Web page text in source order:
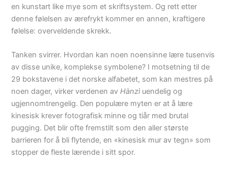
en kunstart like mye som et skriftsystem. Og rett etter
denne følelsen av ærefrykt kommer en annen, kraftigere
følelse: overveldende skrekk.
Tanken svirrer. Hvordan kan noen noensinne lære tusenvis
av disse unike, komplekse symbolene? I motsetning til de
29 bokstavene i det norske alfabetet, som kan mestres på
noen dager, virker verdenen avHànzì uendelig og
ugjennomtrengelig. Den populære myten er at å lære
kinesisk krever fotografisk minne og tiår med brutal
pugging. Det blir ofte fremstilt som den aller største
barrieren for å bli flytende, en «kinesisk mur av tegn» som
stopper de fleste lærende i sitt spor.